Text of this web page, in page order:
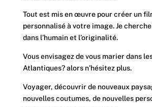
Tout est mis en œuvre pour créer un
personnalisé à votre image. Je
dans l’humain et l’originalité.
Vous envisagez de vous marier dans
Atlantiques? alors n’hésitez plus.
Voyager, découvrir de nouveaux
nouvelles coutumes, de nouvelles